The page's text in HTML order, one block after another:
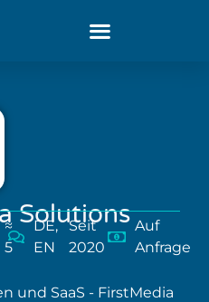
Solutions
≈
5
DE,
EN
Seit
2020
Auf
Anfrage
und SaaS - FirstMedia